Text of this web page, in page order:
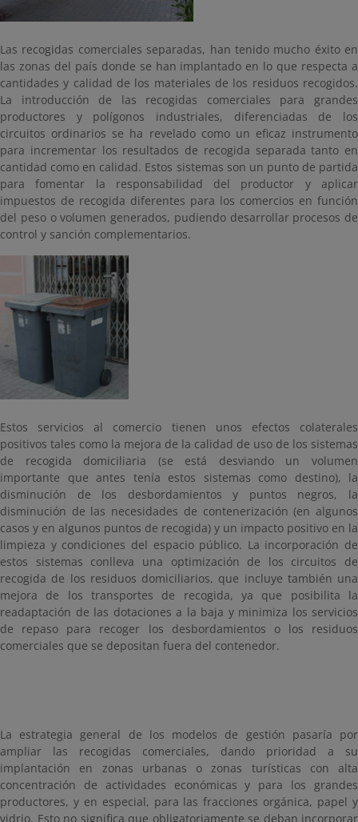
Las recogidas comerciales separadas, han tenido mucho éxito en
las zonas del país donde se han implantado en lo que respecta a
cantidades y calidad de los materiales de los residuos recogidos.
La introducción de las recogidas comerciales para grandes
productores y polígonos industriales, diferenciadas de los
circuitos ordinarios se ha revelado como un eficaz instrumento
para incrementar los resultados de recogida separada tanto en
cantidad como en calidad. Estos sistemas son un punto de partida
para fomentar la responsabilidad del productor y aplicar
impuestos de recogida diferentes para los comercios en función
del peso o volumen generados, pudiendo desarrollar procesos de
control y sanción complementarios.
Estos servicios al comercio tienen unos efectos colaterales
positivos tales como la mejora de la calidad de uso de los sistemas
de recogida domiciliaria (se está desviando un volumen
importante que antes tenía estos sistemas como destino), la
disminución de los desbordamientos y puntos negros, la
disminución de las necesidades de contenerización (en algunos
casos y en algunos puntos de recogida) y un impacto positivo en la
limpieza y condiciones del espacio público. La incorporación de
estos sistemas conlleva una optimización de los circuitos de
recogida de los residuos domiciliarios, que incluye también una
mejora de los transportes de recogida, ya que posibilita la
readaptación de las dotaciones a la baja y minimiza los servicios
de repaso para recoger los desbordamientos o los residuos
comerciales que se depositan fuera del contenedor.
La estrategia general de los modelos de gestión pasaría por
ampliar las recogidas comerciales, dando prioridad a su
implantación en zonas urbanas o zonas turísticas con alta
concentración de actividades económicas y para los grandes
productores, y en especial, para las fracciones orgánica, papel y
vidrio. Esto no significa que obligatoriamente se deban incorporar